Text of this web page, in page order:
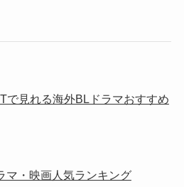
で見れる海外BLドラマおすすめ
マ・映画人気ランキング